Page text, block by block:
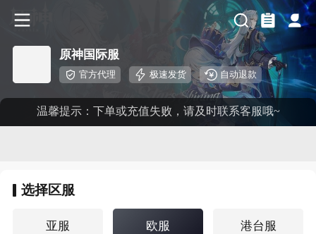
原神国际服
官方代理 极速发货 自动退款
温馨提示：下单或充值失败，请及时联系客服哦~
选择区服
亚服 欧服 港台服